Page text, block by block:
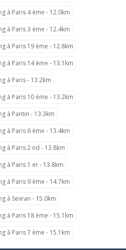
à Paris 4 ème - 12.0km
à Paris 3 ème - 12.4km
à Paris 19 ème - 12.8km
à Paris 14 ème - 13.1km
à Paris - 13.2km
à Paris 10 ème - 13.2km
à Pantin - 13.3km
à Paris 6 ème - 13.4km
à Paris 2 nd - 13.8km
à Paris 1 er - 13.8km
à Paris 9 ème - 14.7km
à Sevran - 15.0km
à Paris 18 ème - 15.1km
à Paris 7 ème - 15.1km